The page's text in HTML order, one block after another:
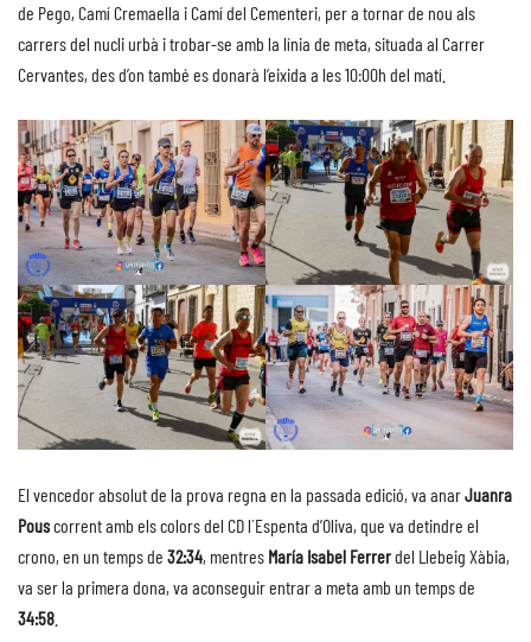
de Pego, Camí Cremaella i Camí del Cementeri, per a tornar de nou als
carrers del nucli urbà i trobar-se amb la línia de meta, situada al Carrer
Cervantes, des d’on també es donarà l’eixida a les 10:00h del matí.
El vencedor absolut de la prova regna en la passada edició, va anarJuanra
Pouscorrent amb els colors del CD l´Espenta d’Oliva, que va detindre el
crono, en un temps de 32:34, mentres María Isabel Ferrerdel Llebeig Xàbia,
va ser la primera dona, va aconseguir entrar a meta amb un temps de
34:58